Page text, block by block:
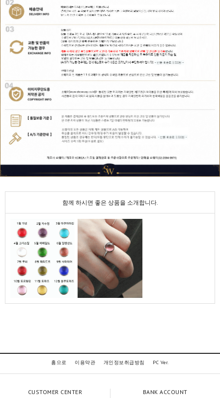
함께 하시면 좋은 상품을 소개합니다.
홈으로 이용약관 개인정보취급방침 PC Ver.
CUSTOMER CENTER BANK ACCOUNT